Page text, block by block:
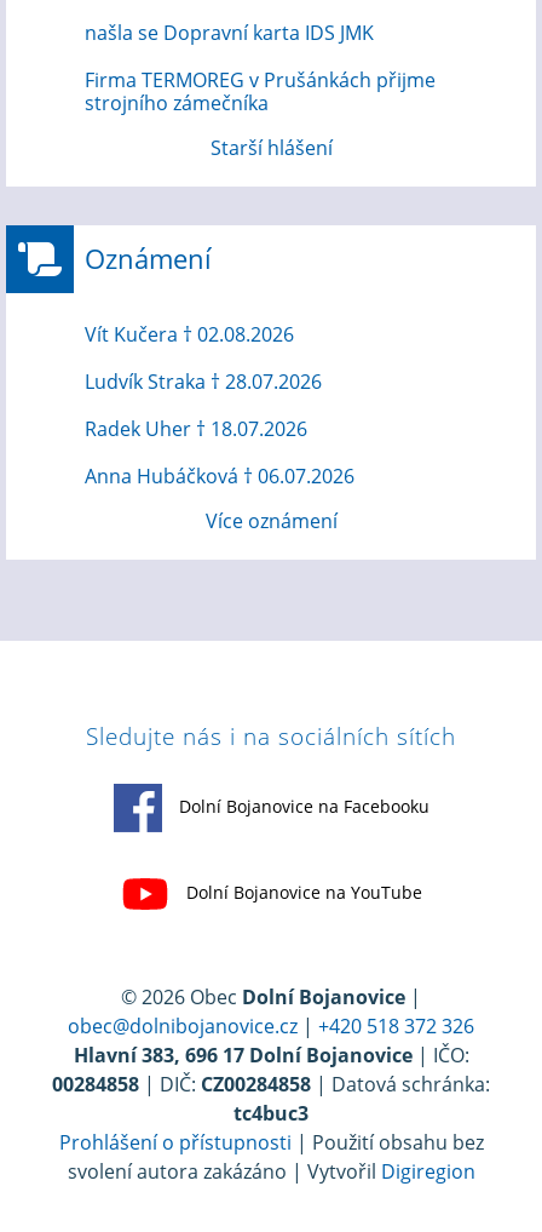
našla se Dopravní karta IDS JMK
Firma TERMOREG v Prušánkách přijme
strojního zámečníka
Starší hlášení
Oznámení
Vít Kučera † 02.08.2026
Ludvík Straka † 28.07.2026
Radek Uher † 18.07.2026
Anna Hubáčková † 06.07.2026
Více oznámení
Sledujte nás i na sociálních sítích
Dolní Bojanovice na Facebooku
Dolní Bojanovice na YouTube
© 2026 Obec Dolní Bojanovice |
obec@dolnibojanovice.cz | +420 518 372 326
Hlavní 383, 696 17 Dolní Bojanovice| IČO:
00284858 | DIČ: CZ00284858 | Datová schránka:
tc4buc3
Prohlášení o přístupnosti | Použití obsahu bez
svolení autora zakázáno | Vytvořil Digiregion